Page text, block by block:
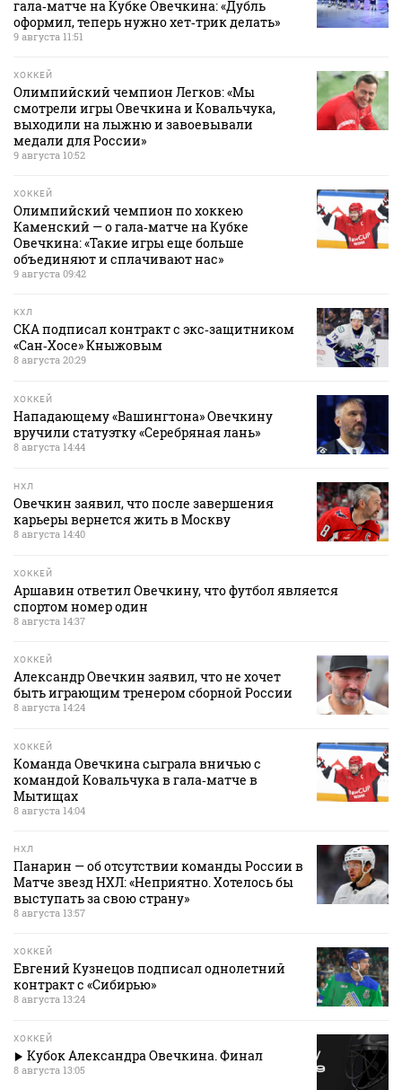
гала‑матче на Кубке Овечкина: «Дубль
оформил, теперь нужно хет‑трик делать»
9 августа 11:51
ХОККЕЙ
Олимпийский чемпион Легков: «Мы
смотрели игры Овечкина и Ковальчука,
выходили на лыжню и завоевывали
медали для России»
9 августа 10:52
ХОККЕЙ
Олимпийский чемпион по хоккею
Каменский — о гала‑матче на Кубке
Овечкина: «Такие игры еще больше
объединяют и сплачивают нас»
9 августа 09:42
КХЛ
СКА подписал контракт с экс‑защитником
«Сан‑Хосе» Кныжовым
8 августа 20:29
ХОККЕЙ
Нападающему «Вашингтона» Овечкину
вручили статуэтку «Серебряная лань»
8 августа 14:44
НХЛ
Овечкин заявил, что после завершения
карьеры вернется жить в Москву
8 августа 14:40
ХОККЕЙ
Аршавин ответил Овечкину, что футбол является
спортом номер один
8 августа 14:37
ХОККЕЙ
Александр Овечкин заявил, что не хочет
быть играющим тренером сборной России
8 августа 14:24
ХОККЕЙ
Команда Овечкина сыграла вничью с
командой Ковальчука в гала‑матче в
Мытищах
8 августа 14:04
НХЛ
Панарин — об отсутствии команды России в
Матче звезд НХЛ: «Неприятно. Хотелось бы
выступать за свою страну»
8 августа 13:57
ХОККЕЙ
Евгений Кузнецов подписал однолетний
контракт с «Сибирью»
8 августа 13:24
ХОККЕЙ
Кубок Александра Овечкина. Финал
8 августа 13:05